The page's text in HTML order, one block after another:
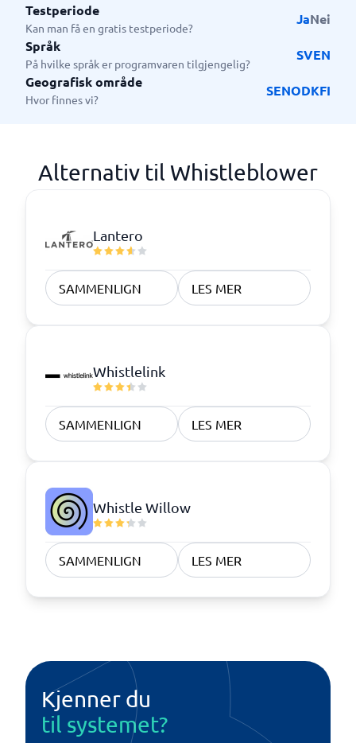
Testperiode
Kan man få en gratis testperiode?
JaNei
Språk
På hvilke språk er programvaren tilgjengelig?
SVEN
Geografisk område
Hvor finnes vi?
SENODKFI
Alternativ til Whistleblower
Lantero
SAMMENLIGN LES MER
Whistlelink
SAMMENLIGN LES MER
Whistle Willow
SAMMENLIGN LES MER
Kjenner du
til systemet?